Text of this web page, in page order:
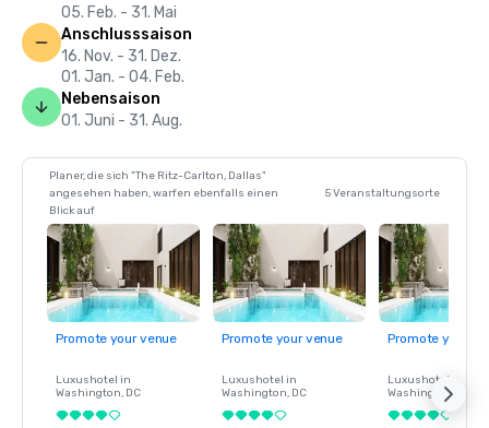
05. Feb. - 31. Mai
Anschlusssaison
16. Nov. - 31. Dez.
01. Jan. - 04. Feb.
Nebensaison
01. Juni - 31. Aug.
Planer, die sich "The Ritz-Carlton, Dallas"
angesehen haben, warfen ebenfalls einen
Blick auf
5 Veranstaltungsorte
Promote your venue
Luxushotel in
Washington, DC
Promote your venue
Luxushotel in
Washington, DC
Promote your
Luxushotel in
Washington